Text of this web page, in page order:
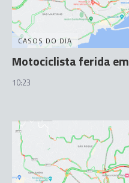
CASOS DO DIA
Motociclista ferida
10:23